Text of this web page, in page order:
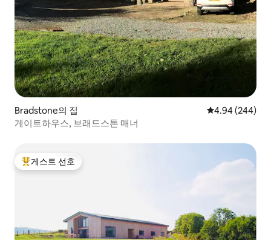
Bradstone의 집 평점 4.94점(5
4.94 (244)
게이트하우스, 브래드스톤 매너
상위 게스트 선호
게스트 선호